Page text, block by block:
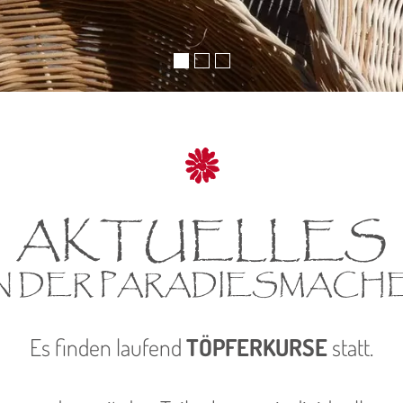
AKTUELLES
DER
Es finden laufendTÖPFERKURSEstatt.